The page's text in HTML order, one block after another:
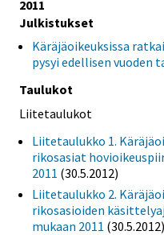
2011
Julkistukset
Käräjäoikeuksissa
pysyi edellisen vuoden
Taulukot
Liitetaulukot
Liitetaulukko 1.
rikosasiat
2011 (30.5.2012)
Liitetaulukko 2.
rikosasioiden
mukaan 2011 (30.5.2012)